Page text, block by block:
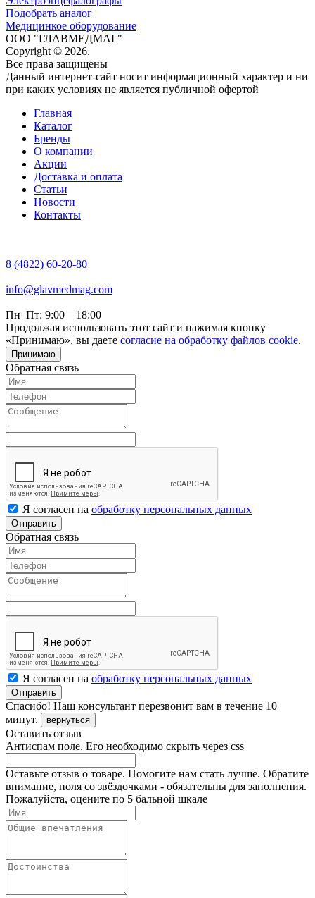
Подобрать аналог
Медицинкое оборудование
ООО "ГЛАВМЕДМАГ"
Copyright © 2026.
Все права защищены
Данный интернет-сайт носит информационный характер и ни
при каких условиях не является публичной офертой
Главная
Каталог
Бренды
О компании
Акции
Доставка и оплата
Статьи
Новости
Контакты
8 (4822) 60-20-80
info@glavmedmag.com
Пн–Пт: 9:00 – 18:00
Продолжая использовать этот сайт и нажимая кнопку
«Принимаю», вы даете согласие на обработку файлов cookie.
Принимаю
Обратная связь
Я согласен на обработку персональных данных
Отправить
Обратная связь
Я согласен на обработку персональных данных
Отправить
Спасибо! Наш консультант перезвонит вам в течение 10
минут.
вернуться
Оставить отзыв
Антиспам поле. Его необходимо скрыть через css
Оставьте отзыв о товаре. Помогите нам стать лучше. Обратите
внимание, поля со звёздочками - обязательны для заполнения.
Пожалуйста, оцените по 5 бальной шкале